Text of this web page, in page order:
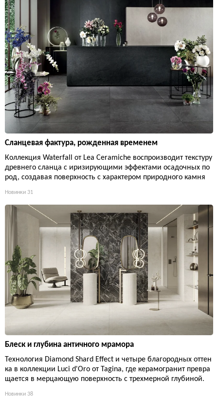
Сланцевая фактура, рожденная временем
Коллекция Waterfall от Lea Ceramiche воспроизводит текстуру
древнего сланца с иризирующими эффектами осадочных по
род, создавая поверхность с характером природного камня
Новинки 31
Блеск и глубина античного мрамора
Технология Diamond Shard Effect и четыре благородных оттен
ка в коллекции Luci d'Oro от Tagina, где керамогранит превра
щается в мерцающую поверхность с трехмерной глубиной.
Новинки 38